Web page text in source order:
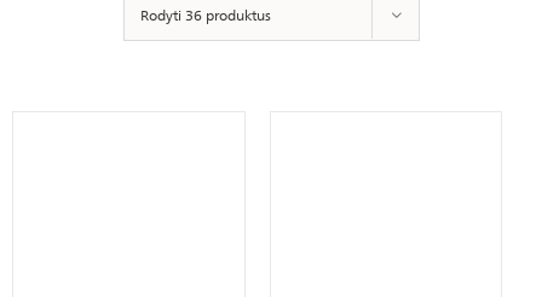
Rodyti 36 produktus